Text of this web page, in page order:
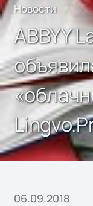
Новости
ABBYY
06.09.2018